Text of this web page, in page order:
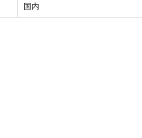
国内